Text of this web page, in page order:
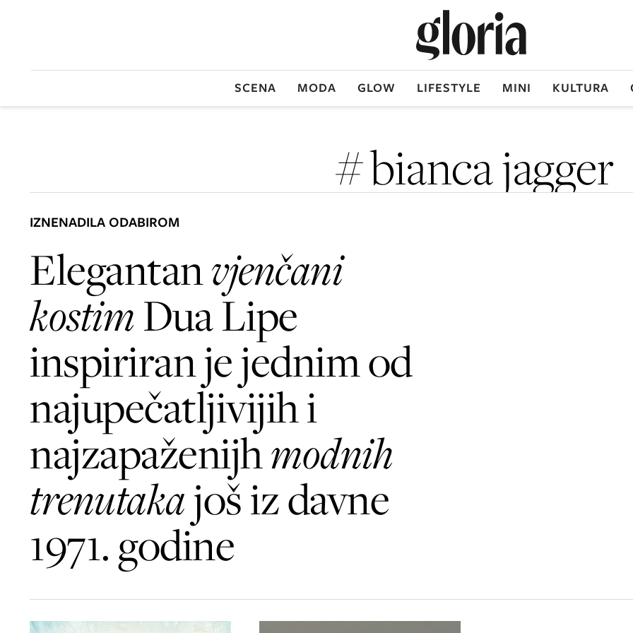
SCENA MODA GLOW LIFESTYLE MINI KULTURA
# bianca jagger
IZNENADILA ODABIROM
Elegantanvjenčani
kostimDua Lipe
inspiriran je jednim od
najupečatljivijih i
najzapaženijhmodnih
trenutakajoš iz davne
1971. godine